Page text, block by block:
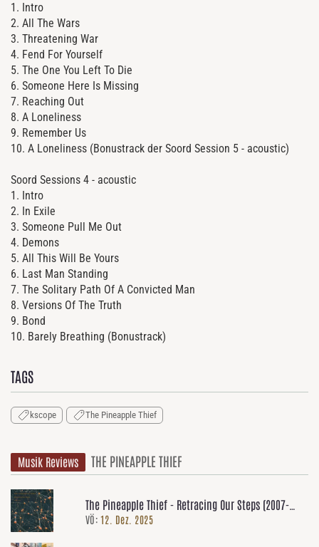
1. Intro
2. All The Wars
3. Threatening War
4. Fend For Yourself
5. The One You Left To Die
6. Someone Here Is Missing
7. Reaching Out
8. A Loneliness
9. Remember Us
10. A Loneliness (Bonustrack der Soord Session 5 - acoustic)
Soord Sessions 4 - acoustic
1. Intro
2. In Exile
3. Someone Pull Me Out
4. Demons
5. All This Will Be Yours
6. Last Man Standing
7. The Solitary Path Of A Convicted Man
8. Versions Of The Truth
9. Bond
10. Barely Breathing (Bonustrack)
TAGS
kscope The Pineapple Thief
Musik Reviews THE PINEAPPLE THIEF
The Pineapple Thief - Retracing Our Steps (2007-
2014)
VÖ: 12. Dez. 2025